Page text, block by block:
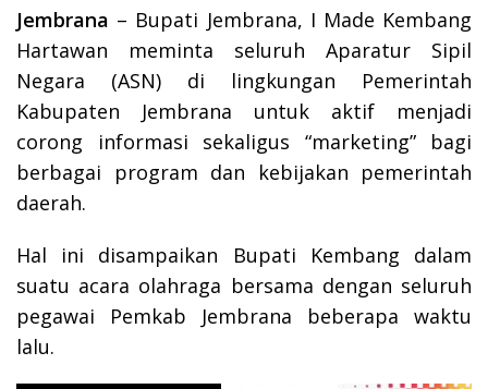
Jembrana – Bupati Jembrana, I Made Kembang
Hartawan meminta seluruh Aparatur Sipil
Negara (ASN) di lingkungan Pemerintah
Kabupaten Jembrana untuk aktif menjadi
corong informasi sekaligus “marketing” bagi
berbagai program dan kebijakan pemerintah
daerah.
Hal ini disampaikan Bupati Kembang dalam
suatu acara olahraga bersama dengan seluruh
pegawai Pemkab Jembrana beberapa waktu
lalu.